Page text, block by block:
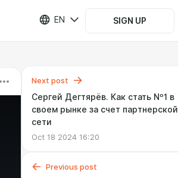
EN SIGN UP
Next post
Сергей Дегтярёв. Как стать Nº1 в
своем рынке за счет партнерской
сети
Oct 18 2024 16:20
Previous post